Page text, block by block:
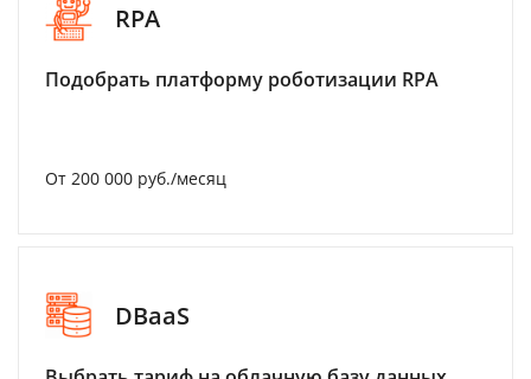
RPA
Подобрать платформу роботизации RPA
От 200 000 руб./месяц
DBaaS